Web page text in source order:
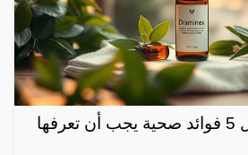
درامينكس: أفضل 5 فوائد صحية يجب أن تعرفها